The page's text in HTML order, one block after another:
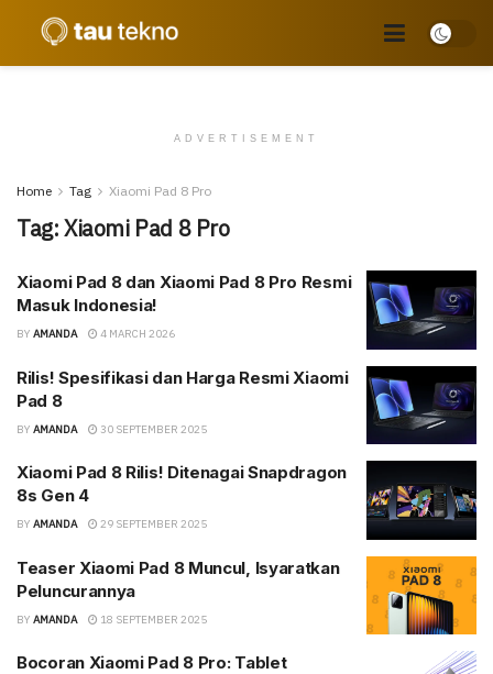
ADVERTISEMENT
Home Tag Xiaomi Pad 8 Pro
Tag:Xiaomi Pad 8 Pro
Xiaomi Pad 8 dan Xiaomi Pad 8 Pro Resmi
Masuk Indonesia!
BY AMANDA 4 MARCH 2026
Rilis! Spesifikasi dan Harga Resmi Xiaomi
Pad 8
BY AMANDA 30 SEPTEMBER 2025
Xiaomi Pad 8 Rilis! Ditenagai Snapdragon
8s Gen 4
BY AMANDA 29 SEPTEMBER 2025
Teaser Xiaomi Pad 8 Muncul, Isyaratkan
Peluncurannya
BY AMANDA 18 SEPTEMBER 2025
Bocoran Xiaomi Pad 8 Pro: Tablet